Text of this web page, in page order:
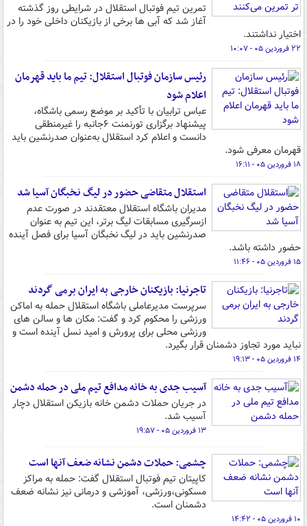
تمرین تیم فوتبال استقلال در شرایطی روز گذشته
آغاز شد که آبی ها برخی از بازیکنان داخلی خود را در
اختیار نداشتند.
۲۲ فروردین ۰۵ - ۱۰:۰۷
رئیس سازمان فوتبال استقلال: تیم ما باید قهرمان
اعلام شود
عباس ترابیان با تأکید بر موضع رسمی باشگاه،
پیشنهاد برگزاری تورنمنت ۶جانبه را غیرمنطقی
دانست و اعلام کرد استقلال به‌عنوان صدرنشین باید
قهرمان معرفی شود.
۱۸ فروردین ۰۵ - ۱۶:۱۱
استقلال متقاضی حضور در لیگ نخبگان آسیا شد
مدیران باشگاه استقلال معتقدند در صورت عدم
ازسرگیری مسابقات لیگ برتر، این تیم به عنوان
صدرنشین باید در لیگ نخبگان آسیا برای فصل آینده
حضور داشته باشد.
۱۵ فروردین ۰۵ - ۱۱:۴۶
تاجرنیا: بازیکنان خارجی به ایران برمی گردند
سرپرست مدیرعاملی باشگاه استقلال حمله به اماکن
ورزشی را محکوم کرد و گفت: مکان ها و سالن های
ورزشی محلی برای پرورش و امید نسل آینده است و
نباید مورد تجاوز دشمنان قرار بگیرد.
۱۴ فروردین ۰۵ - ۱۹:۱۳
آسیب جدی به خانه مدافع تیم ملی در حمله دشمن
در جریان حملات دشمن خانه بازیکن استقلال دچار
آسیب شد.
۱۳ فروردین ۰۵ - ۱۹:۵۷
چشمی: حملات دشمن نشانه ضعف آنها است
کاپیتان تیم فوتبال استقلال گفت: حمله به مراکز
مسکونی،ورزشی، آموزشی و درمانی نیز نشانه ضعف
دشمنان است.
۱۰ فروردین ۰۵ - ۱۴:۴۲